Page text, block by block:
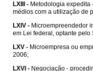
LXIII - Metodologia
médios com a utilização de
LXIV - Microempreendedor
em Lei federal, optante pelo
LXV - Microempresa ou
2006;
LXVI - Negociação -